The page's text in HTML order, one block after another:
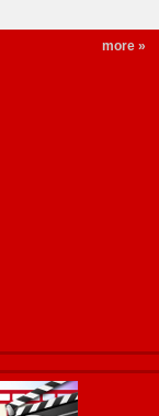
more »